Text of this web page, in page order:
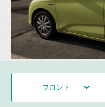
フロント